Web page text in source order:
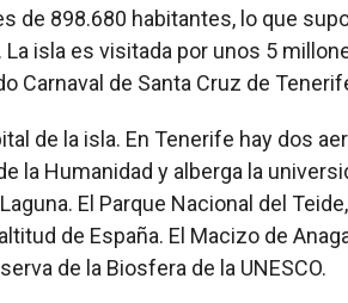
de 898.680 habitantes, lo que
isla es visitada por unos 5
Carnaval de Santa Cruz de
de la isla. En Tenerife hay dos
la Humanidad y alberga la
El Parque Nacional del
de España. El Macizo de
de la Biosfera de la UNESCO.